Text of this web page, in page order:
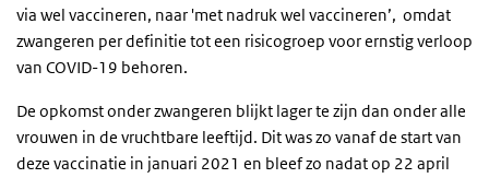
via wel vaccineren, naar 'met nadruk wel vaccineren’, omdat
zwangeren per definitie tot een risicogroep voor ernstig verloop
van COVID-19 behoren.
De opkomst onder zwangeren blijkt lager te zijn dan onder alle
vrouwen in de vruchtbare leeftijd. Dit was zo vanaf de start van
deze vaccinatie in januari 2021 en bleef zo nadat op 22 april